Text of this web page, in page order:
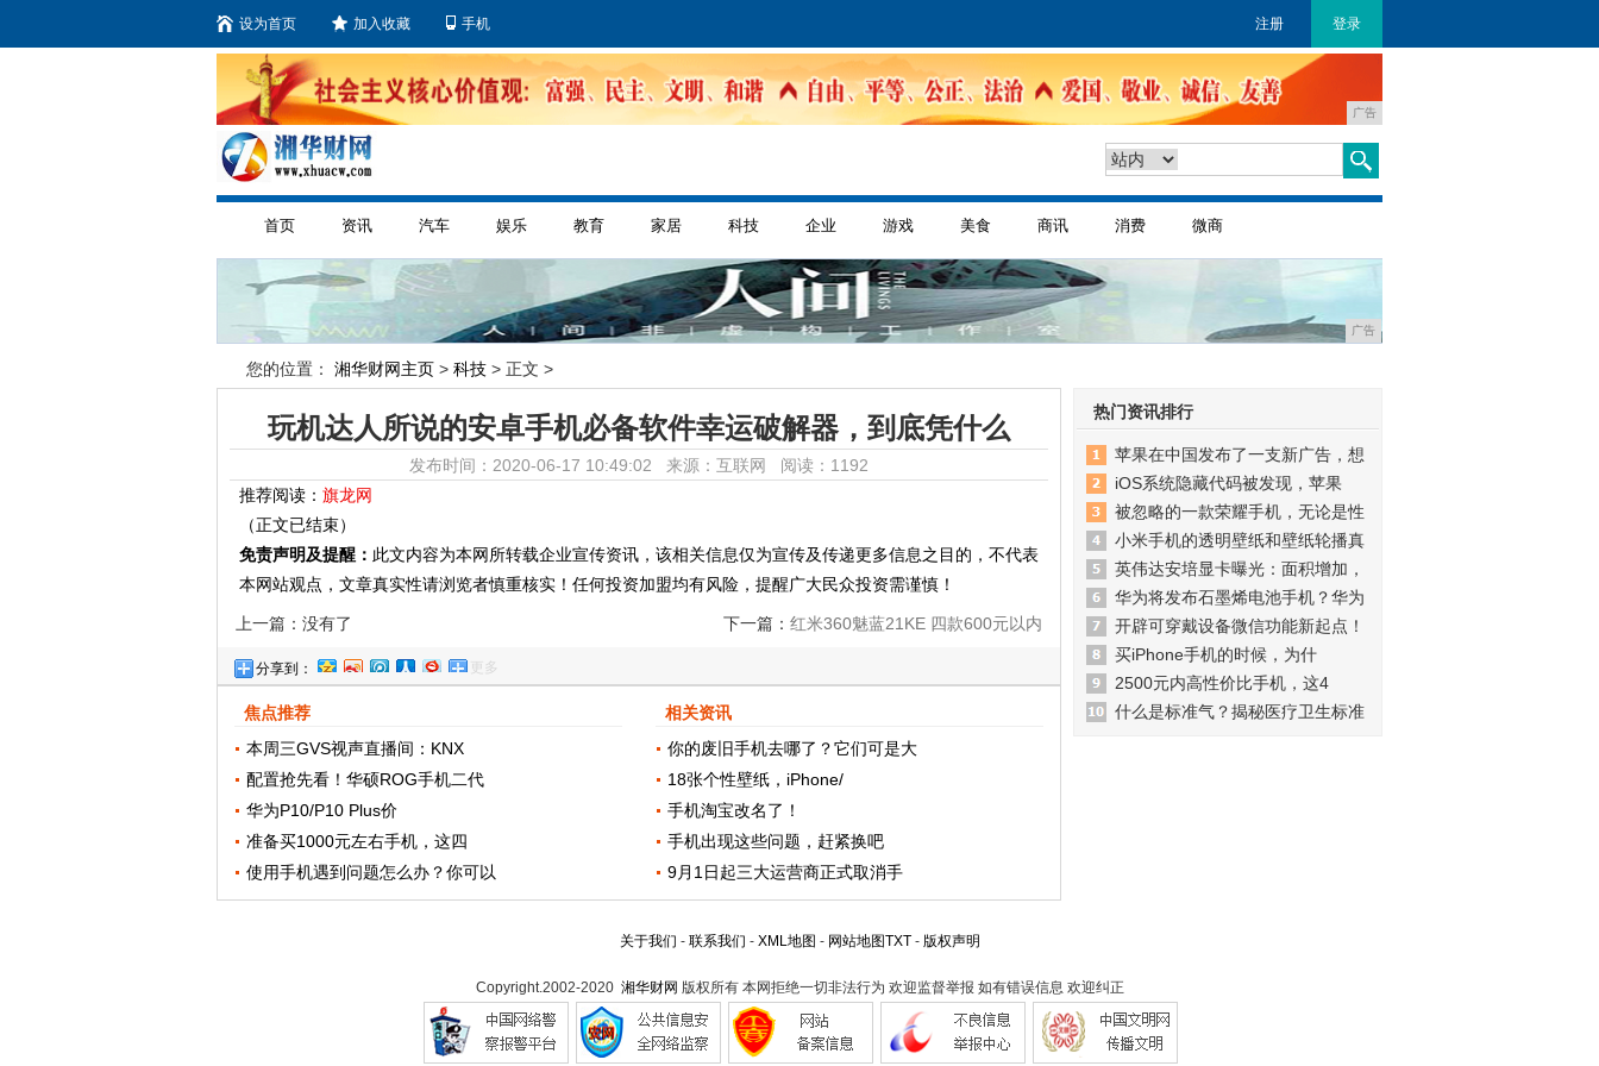
设为首页 加入收藏 手机 注册 登录
广告
首页 资讯 汽车 娱乐 教育 家居 科技 企业 游戏 美食 商讯 消费 微商
广告
您的位置： 湘华财网主页 > 科技 > 正文 >
玩机达人所说的安卓手机必备软件幸运破解器，到底凭什么
发布时间：2020-06-17 10:49:02 来源：互联网 阅读：1192
推荐阅读： 旗龙网
（正文已结束）
免责声明及提醒： 此文内容为本网所转载企业宣传资讯，该相关信息仅为宣传及传递更多信息之目的，不代表
本网站观点，文章真实性请浏览者慎重核实！任何投资加盟均有风险，提醒广大民众投资需谨慎！
上一篇：没有了 下一篇： 红米360魅蓝21KE 四款600元以内
分享到： 更多
焦点推荐
本周三GVS视声直播间：KNX
配置抢先看！华硕ROG手机二代
华为P10/P10 Plus价
准备买1000元左右手机，这四
使用手机遇到问题怎么办？你可以
相关资讯
你的废旧手机去哪了？它们可是大
18张个性壁纸，iPhone/
手机淘宝改名了！
手机出现这些问题，赶紧换吧
9月1日起三大运营商正式取消手
热门资讯排行
苹果在中国发布了一支新广告，想
iOS系统隐藏代码被发现，苹果
被忽略的一款荣耀手机，无论是性
小米手机的透明壁纸和壁纸轮播真
英伟达安培显卡曝光：面积增加，
华为将发布石墨烯电池手机？华为
开辟可穿戴设备微信功能新起点！
买iPhone手机的时候，为什
2500元内高性价比手机，这4
什么是标准气？揭秘医疗卫生标准
关于我们 - 联系我们 - XML地图 - 网站地图TXT- 版权声明
Copyright.2002-2020 湘华财网 版权所有 本网拒绝一切非法行为 欢迎监督举报 如有错误信息 欢迎纠正